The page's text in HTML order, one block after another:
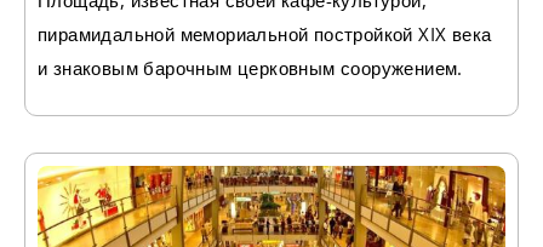
пирамидальной мемориальной постройкой XIX века
и знаковым барочным церковным сооружением.